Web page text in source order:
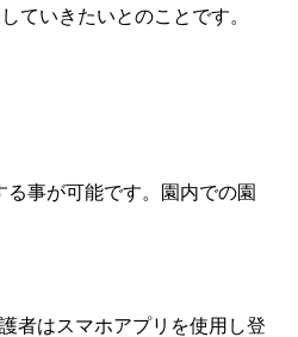
ていきたいとのことです。
事が可能です。園内での園
者はスマホアプリを使用し登